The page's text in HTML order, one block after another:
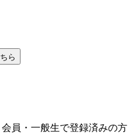
ら
員・一般生で登録済みの方